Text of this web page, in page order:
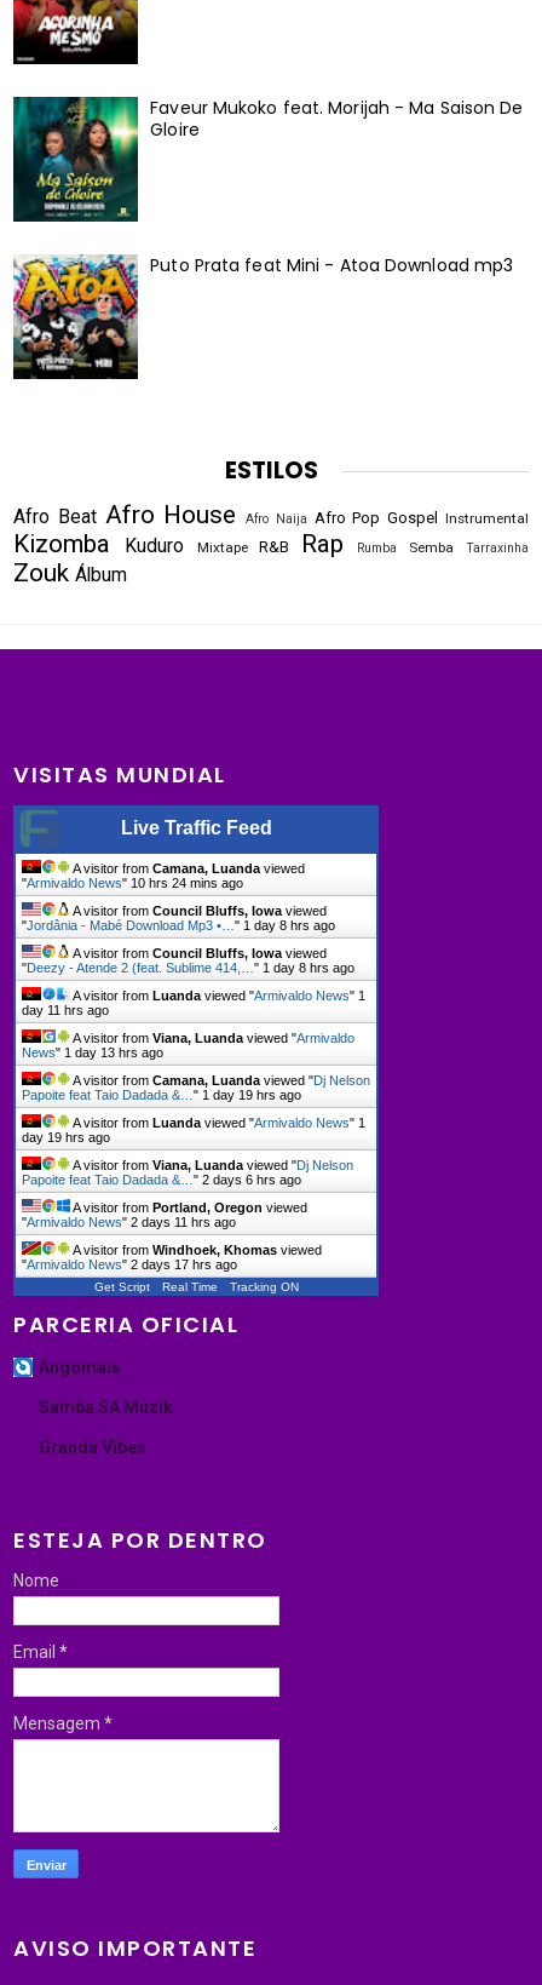
Faveur Mukoko feat. Morijah - Ma Saison De
Gloire
Puto Prata feat Mini - Atoa Download mp3
ESTILOS
Afro Beat Afro House Afro Naija Afro Pop Gospel Instrumental
Kizomba Kuduro Mixtape R&B Rap Rumba Semba Tarraxinha
Zouk Álbum
VISITAS MUNDIAL
Live Traffic Feed
A visitor fromCamana, Luanda viewed
"Armivaldo News" 10 hrs 24 mins ago
A visitor fromCouncil Bluffs, Iowa viewed
"Jordânia - Mabé Download Mp3 •…" 1 day 8 hrs ago
A visitor fromCouncil Bluffs, Iowa viewed
"Deezy - Atende 2 (feat. Sublime 414,…" 1 day 8 hrs ago
A visitor fromLuanda viewed "Armivaldo News" 1
day 11 hrs ago
A visitor fromViana, Luanda viewed "Armivaldo
News" 1 day 13 hrs ago
A visitor fromCamana, Luanda viewed "Dj Nelson
Papoite feat Taio Dadada &…" 1 day 19 hrs ago
A visitor fromLuanda viewed "Armivaldo News" 1
day 19 hrs ago
A visitor fromViana, Luanda viewed "Dj Nelson
Papoite feat Taio Dadada &…"2 days 6 hrs ago
A visitor fromPortland, Oregon viewed
"Armivaldo News"2 days 11 hrs ago
A visitor fromWindhoek, Khomas viewed
"Armivaldo News"2 days 17 hrs ago
Get Script Real Time Tracking ON
PARCERIA OFICIAL
Angomais
Samba SA Muzik
Granda Vibes
ESTEJA POR DENTRO
Nome
Email*
Mensagem*
AVISO IMPORTANTE